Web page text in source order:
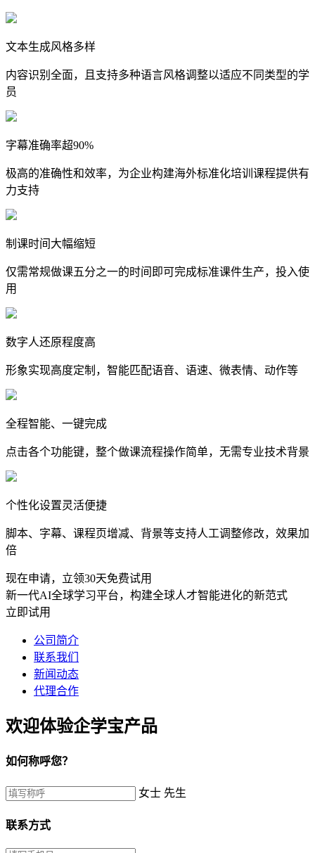
文本生成风格多样
内容识别全面，且支持多种语言风格调整以适应不同类型的学
员
字幕准确率超90%
极高的准确性和效率，为企业构建海外标准化培训课程提供有
力支持
制课时间大幅缩短
仅需常规做课五分之一的时间即可完成标准课件生产，投入使
用
数字人还原程度高
形象实现高度定制，智能匹配语音、语速、微表情、动作等
全程智能、一键完成
点击各个功能键，整个做课流程操作简单，无需专业技术背景
个性化设置灵活‌便捷
脚本、字幕、课程页增减、背景等支持人工调整修改，效果加
倍
现在申请，立领30天免费试用
新一代AI全球学习平台，构建全球人才智能进化的新范式
立即试用
公司简介
联系我们
新闻动态
代理合作
欢迎体验企学宝产品
如何称呼您？
女士 先生
联系方式